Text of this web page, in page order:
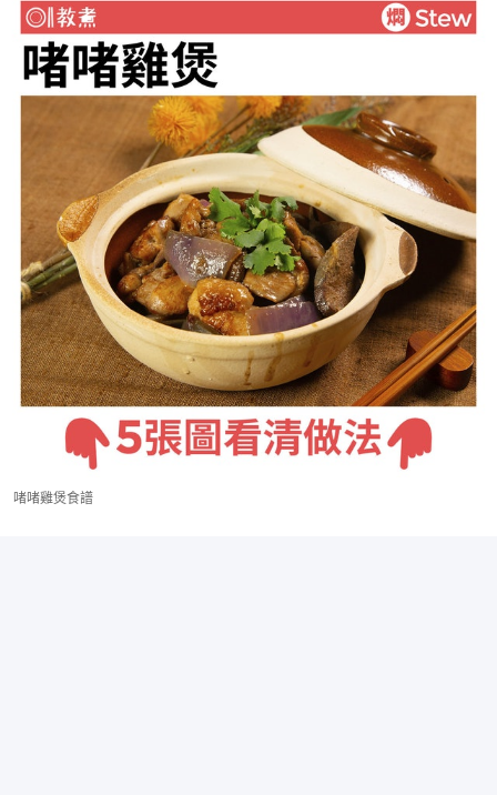
啫啫雞煲食譜